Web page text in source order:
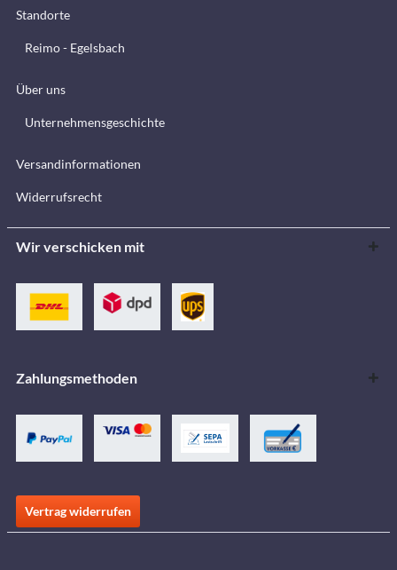
Standorte
Reimo - Egelsbach
Über uns
Unternehmensgeschichte
Versandinformationen
Widerrufsrecht
Wir verschicken mit
Zahlungsmethoden
Vertrag widerrufen